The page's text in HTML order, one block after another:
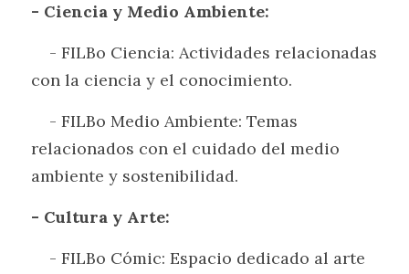
- Ciencia y Medio Ambiente:
con la ciencia y el conocimiento.
relacionados con el cuidado del medio
ambiente y sostenibilidad.
- Cultura y Arte: